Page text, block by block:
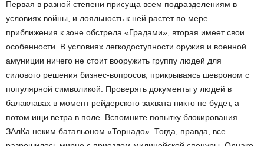
Первая в разной степени присуща всем подразделениям в
условиях войны, и лояльность к ней растет по мере
приближения к зоне обстрела «Градами», вторая имеет свои
особенности. В условиях легкодоступности оружия и военной
амуниции ничего не стоит вооружить группу людей для
силового решения бизнес-вопросов, прикрываясь шевроном с
популярной символикой. Проверять документы у людей в
балаклавах в момент рейдерского захвата никто не будет, а
потом ищи ветра в поле. Вспомните попытку блокирования
ЗАлКа неким батальоном «Торнадо». Тогда, правда, все